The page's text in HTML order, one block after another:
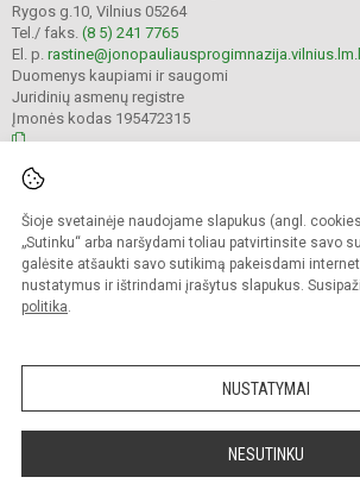
Šioje svetainėje naudojame slapukus (angl.
„Sutinku“ arba naršydami toliau patvirtinsite savo
galėsite atšaukti savo sutikimą pakeisdami
nustatymus ir ištrindami įrašytus slapukus.
politika.
NUSTATYMAI
NESUTINKU
Rygos g.10, Vilnius 05264
Tel./ faks. (8 5) 241 7765
El. p.
Duomenys kaupiami ir saugomi
Juridinių asmenų registre
Įmonės kodas 195472315
Kopijuoti turinį be raštiško įstaigos administracijos
Prieinamumo paraiška Slapukų
Sumanus būdas atnaujinti